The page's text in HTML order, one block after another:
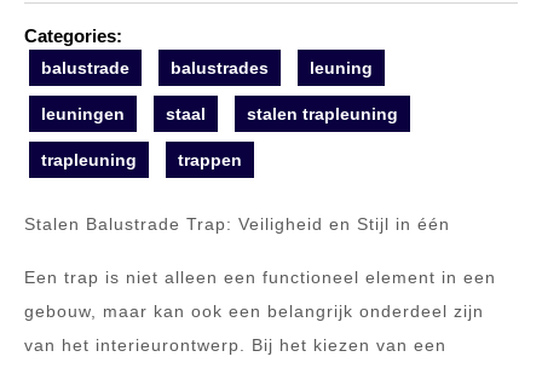
Categories:
balustrade balustrades leuning
leuningen staal stalen trapleuning
trapleuning trappen
Stalen Balustrade Trap: Veiligheid en Stijl in één
Een trap is niet alleen een functioneel element in een
gebouw, maar kan ook een belangrijk onderdeel zijn
van het interieurontwerp. Bij het kiezen van een